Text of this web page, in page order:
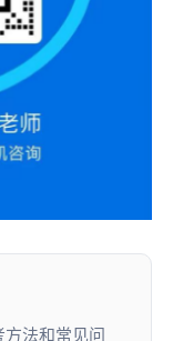
法和常见问